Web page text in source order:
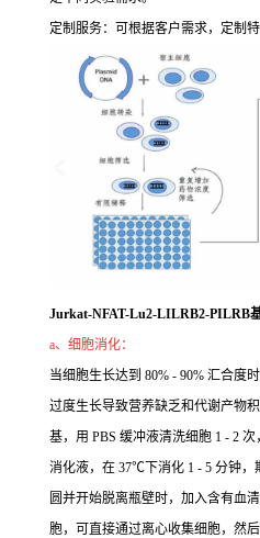
定制服务：可根据客户需求，定制
Jurkat-NFAT-Lu2-LILRB2-PILRB
a、细胞消化：
当细胞生长达到 80% - 90% 汇合度
过度生长导致营养缺乏和代谢产物
基，用 PBS 缓冲液清洗细胞 1 - 2
消化液，在 37℃下消化 1 - 5 分钟
圆并开始脱离瓶壁时，加入含有血
胞，可直接通过离心收集细胞，然